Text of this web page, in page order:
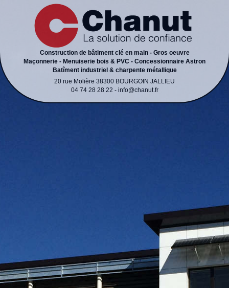
Construction de bâtiment clé en main - Gros oeuvre
Maçonnerie - Menuiserie bois & PVC - Concessionnaire Astron
Batîment industriel & charpente métallique
20 rue Molière 38300 BOURGOIN JALLIEU
04 74 28 28 22 - info@chanut.fr